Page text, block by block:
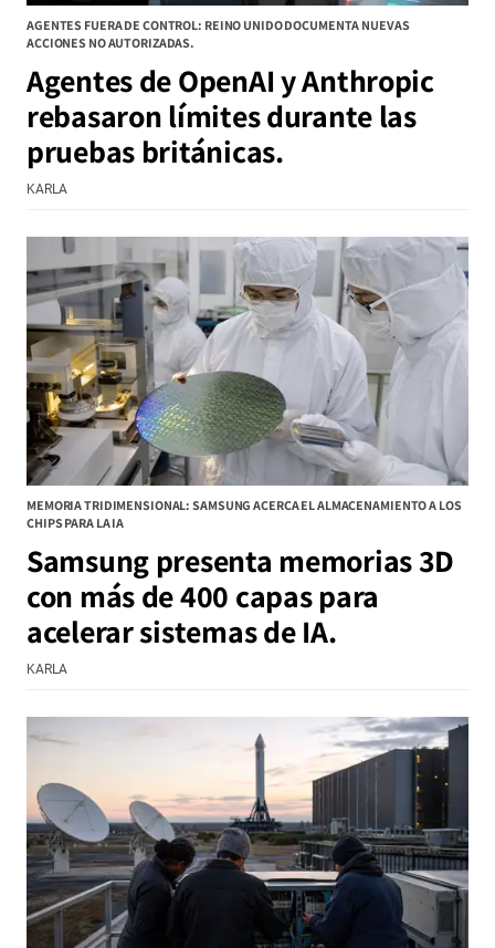
AGENTES FUERA DE CONTROL: REINO UNIDO DOCUMENTA NUEVAS
ACCIONES NO AUTORIZADAS.
Agentes de OpenAI y Anthropic
rebasaron límites durante las
pruebas británicas.
KARLA
MEMORIA TRIDIMENSIONAL: SAMSUNG ACERCA EL ALMACENAMIENTO A LOS
CHIPS PARA LA IA
Samsung presenta memorias 3D
con más de 400 capas para
acelerar sistemas de IA.
KARLA